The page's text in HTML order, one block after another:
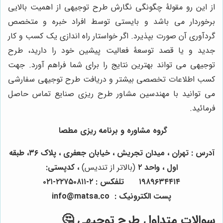
از این رو مقولۀ چگونگی نگارش طرح توجیهی از اهمیت بالایی
برخوردار می باشد و بایستی توسط افراد خبره و متخصص
گردآوری آن صورت بپذیرد. اگر خواستار راه اندازی یک کسب و کار
جدید و یا قصد توسعۀ فعالیت پیشین خود را دارید، طرح
توجیهی می تواند بهترین نتایج را برای شما فراهم آورد. جهت
کسب اطلاعات تخصصی بیشتر و دریافت طرح توجیهی سفارشی
می توانید با مهندسین مشاور طرح ریزی صنایع تماس حاصل
فرمائید.
گروه مشاوره و برنامه ریزی مطصا
آدرس :تهران ، میدان تجریش ، خیابان جعفری ، پلاک ۳۶، طبقه
اول ، واحد ۲ (بالاتر از تندیس) ، کدپستی:
۱۹۸۹۶۳۴۴۱۴
تلفکس :
پست الکترونیک :
@matsa.co